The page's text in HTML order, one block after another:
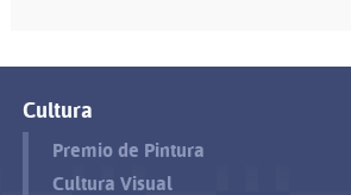
Cultura
Premio de Pintura
Cultura Visual